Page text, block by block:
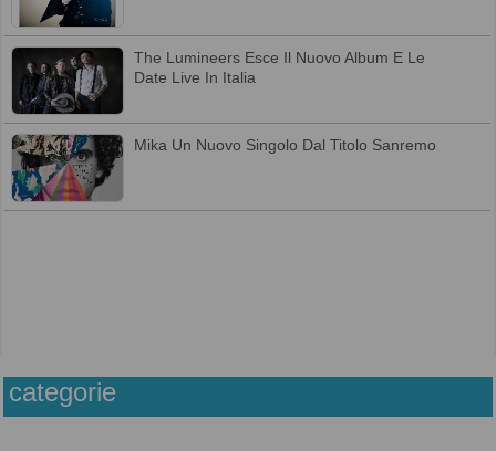
The Lumineers Esce Il Nuovo Album E Le
Date Live In Italia
Mika Un Nuovo Singolo Dal Titolo Sanremo
categorie